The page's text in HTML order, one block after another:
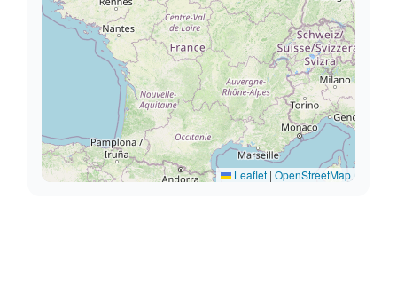
Leaflet | OpenStreetMap